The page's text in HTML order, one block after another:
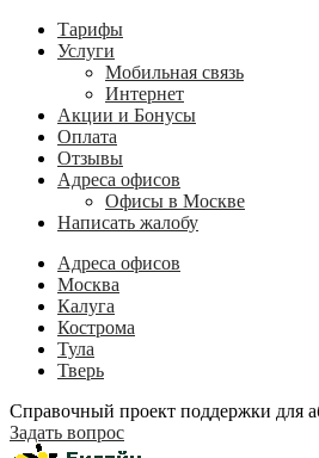
Тарифы
Услуги
Мобильная связь
Интернет
Акции и Бонусы
Оплата
Отзывы
Адреса офисов
Офисы в Москве
Написать жалобу
Адреса офисов
Москва
Калуга
Кострома
Тула
Тверь
Справочный проект поддержки для
Задать вопрос